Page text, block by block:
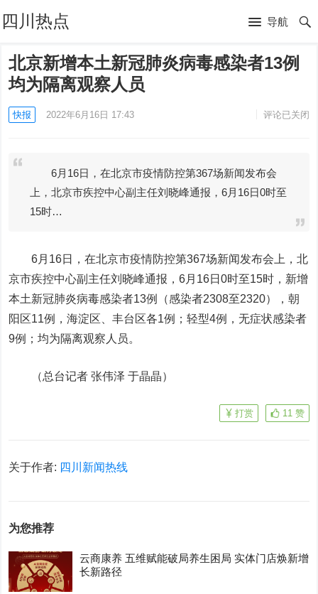
四川热点 导航
北京新增本土新冠肺炎病毒感染者13例
均为隔离观察人员
快报 2022年6月16日 17:43 评论已关闭
6月16日，在北京市疫情防控第367场新闻发布会
上，北京市疾控中心副主任刘晓峰通报，6月16日0时至
15时…
6月16日，在北京市疫情防控第367场新闻发布会上，北
京市疾控中心副主任刘晓峰通报，6月16日0时至15时，新增
本土新冠肺炎病毒感染者13例（感染者2308至2320），朝
阳区11例，海淀区、丰台区各1例；轻型4例，无症状感染者
9例；均为隔离观察人员。
（总台记者 张伟泽 于晶晶）
11 赞
打赏
关于作者: 四川新闻热线
为您推荐
云商康养 五维赋能破局养生困局 实体门店焕新增
长新路径